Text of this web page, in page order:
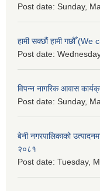
Post date: Sunday,
हामी सक्छौं हामी गछौँ
Post date:
विपन्न नागरिक आवास
Post date: Sunday,
बेनी नगरपालिकाको
२०८१
Post date: Tuesday,